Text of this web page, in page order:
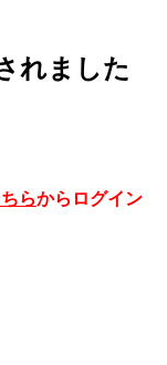
れました
らからログイン